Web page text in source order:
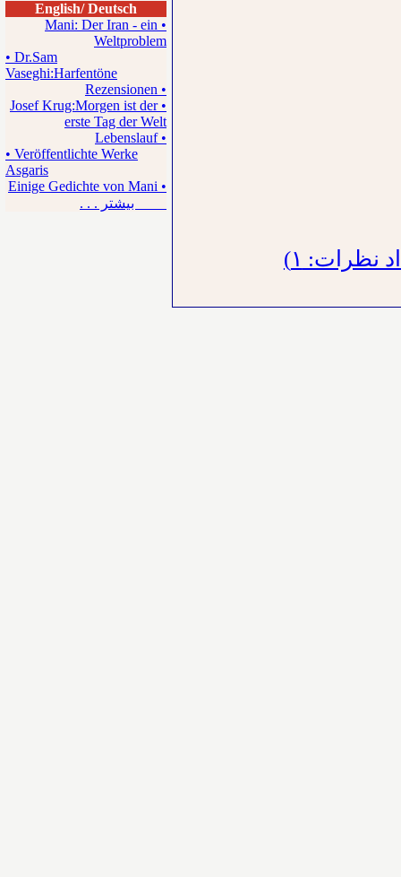
English/ Deutsch
• Mani: Der Iran - ein
Weltproblem
• Dr.Sam
Vaseghi:Harfentöne
• Rezensionen
• Josef Krug:Morgen ist der
erste Tag der Welt
• Lebenslauf
• Veröffentlichte Werke
Asgaris
• Einige Gedichte von Mani
بیشتر . . .
نظرات: ۱)